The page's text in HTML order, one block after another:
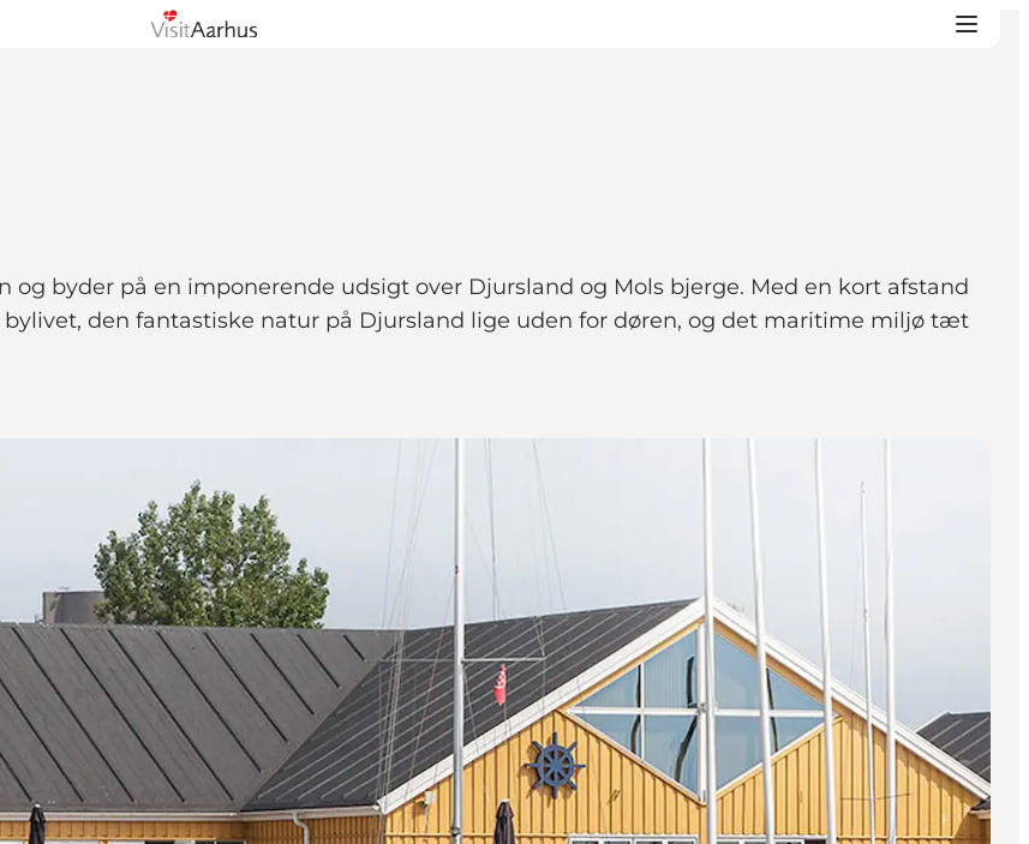
byder på en imponerende udsigt over Djursland og Mols bjerge. Med en kort afstand
den fantastiske natur på Djursland lige uden for døren, og det maritime miljø tæt